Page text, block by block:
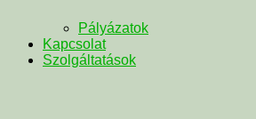
Pályázatok
Kapcsolat
Szolgáltatások